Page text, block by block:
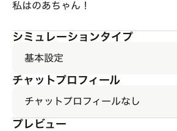
私はのあちゃん！
シミュレーションタイプ
基本設定
チャットプロフィール
チャットプロフィールなし
プレビュー